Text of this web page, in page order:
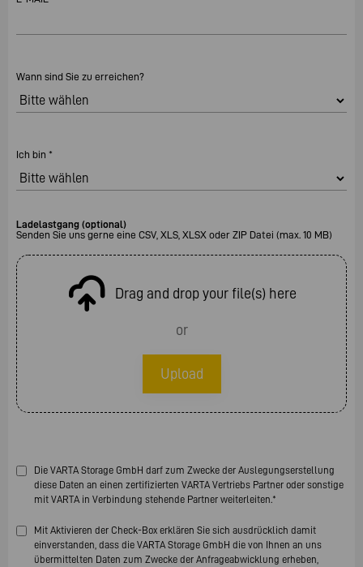
Wann sind Sie zu erreichen?
Ich bin *
Ladelastgang (optional)
Senden Sie uns gerne eine CSV, XLS, XLSX oder ZIP Datei (max. 10 MB)
Drag and drop your file(s) here
or
Upload
Die VARTA Storage GmbH darf zum Zwecke der Auslegungserstellung
diese Daten an einen zertifizierten VARTA Vertriebs Partner oder sonstige
mit VARTA in Verbindung stehende Partner weiterleiten.*
Mit Aktivieren der Check-Box erklären Sie sich ausdrücklich damit
einverstanden, dass die VARTA Storage GmbH die von Ihnen an uns
übermittelten Daten zum Zwecke der Anfrageabwicklung erheben,